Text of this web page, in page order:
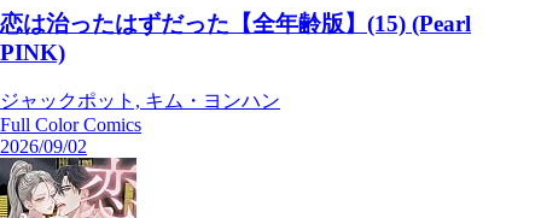
恋は治ったはずだった【全年齢版】(15) (Pearl
PINK)
ジャックポット, キム・ヨンハン
Full Color Comics
2026/09/02